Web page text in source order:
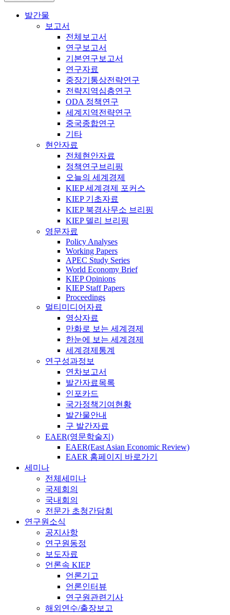
발간물
보고서
전체보고서
연구보고서
기본연구보고서
연구자료
중장기통상전략연구
전략지역심층연구
ODA 정책연구
세계지역전략연구
중국종합연구
기타
현안자료
전체현안자료
정책연구브리핑
오늘의 세계경제
KIEP 세계경제 포커스
KIEP 기초자료
KIEP 북경사무소 브리핑
KIEP 델리 브리핑
영문자료
Policy Analyses
Working Papers
APEC Study Series
World Economy Brief
KIEP Opinions
KIEP Staff Papers
Proceedings
멀티미디어자료
영상자료
만화로 보는 세계경제
한눈에 보는 세계경제
세계경제통계
연구성과정보
연차보고서
발간자료목록
인포카드
국가정책기여현황
발간물안내
구 발간자료
EAER(영문학술지)
EAER(East Asian Economic Review)
EAER 홈페이지 바로가기
세미나
전체세미나
국제회의
국내회의
전문가 초청간담회
연구원소식
공지사항
연구원동정
보도자료
언론속 KIEP
언론기고
언론인터뷰
연구원관련기사
해외연수/출장보고